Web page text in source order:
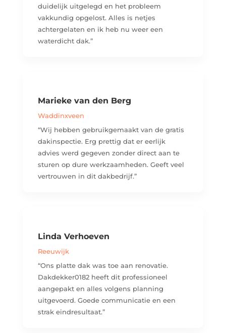
duidelijk uitgelegd en het probleem
vakkundig opgelost. Alles is netjes
achtergelaten en ik heb nu weer een
waterdicht dak.”
Marieke van den Berg
Waddinxveen
“Wij hebben gebruikgemaakt van de gratis
dakinspectie. Erg prettig dat er eerlijk
advies werd gegeven zonder direct aan te
sturen op dure werkzaamheden. Geeft veel
vertrouwen in dit dakbedrijf.”
Linda Verhoeven
Reeuwijk
“Ons platte dak was toe aan renovatie.
Dakdekker0182 heeft dit professioneel
aangepakt en alles volgens planning
uitgevoerd. Goede communicatie en een
strak eindresultaat.”